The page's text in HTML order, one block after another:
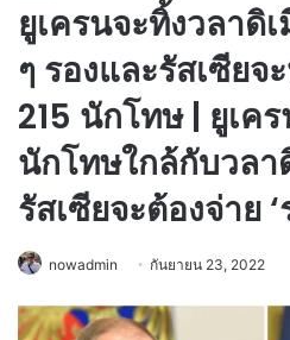
ยูเครนจะทิ้งวลาดิ
ๆ รองและรัสเซียจ
215 นักโทษ | ยูเค
นักโทษใกล้กับวล
รัสเซียจะต้องจ่าย
nowadmin กันยายน 23, 2022